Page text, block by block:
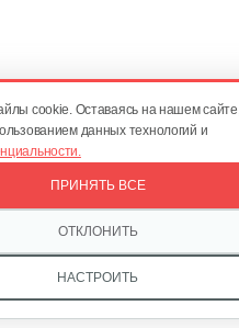
cookie. Оставаясь на нашем
данных технологий и
НАСТРОИТЬ
ОТКЛОНИТЬ
ПРИНЯТЬ ВСЕ